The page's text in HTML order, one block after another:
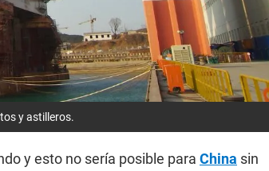
y astilleros.
y esto no sería posible para China sin